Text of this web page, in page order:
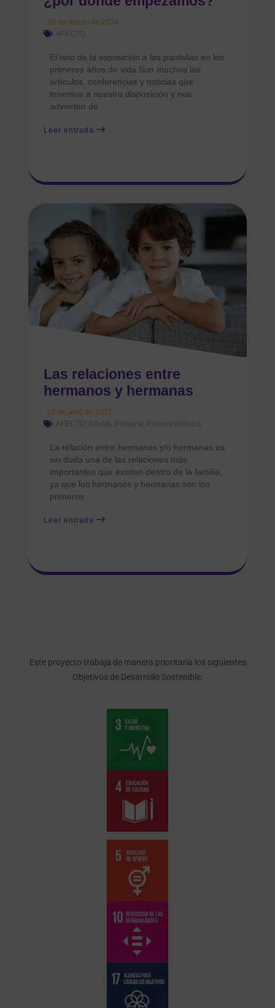
19 de marzo de 2024
AFECTO
El reto de la exposición a las pantallas en los
primeros años de vida Son muchos los
artículos, conferencias y noticias que
tenemos a nuestra disposición y nos
advierten de
Leer entrada
Las relaciones entre
hermanos y hermanas
18 de abril de 2022
AFECTO
Infantil Primaria Primera infancia
La relación entre hermanos y/o hermanas es
sin duda una de las relaciones más
importantes que existen dentro de la familia,
ya que los hermanos y hermanas son los
primeros
Leer entrada
Este proyecto trabaja de manera prioritaria los siguientes
Objetivos de Desarrollo Sostenible: